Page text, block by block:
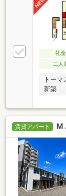
礼
二人
トー
新築
賃貸アパート